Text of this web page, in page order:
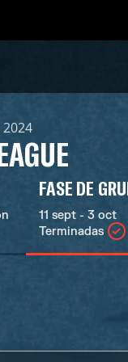
2024
FASE DE
11 sept - 3 oct
Terminadas